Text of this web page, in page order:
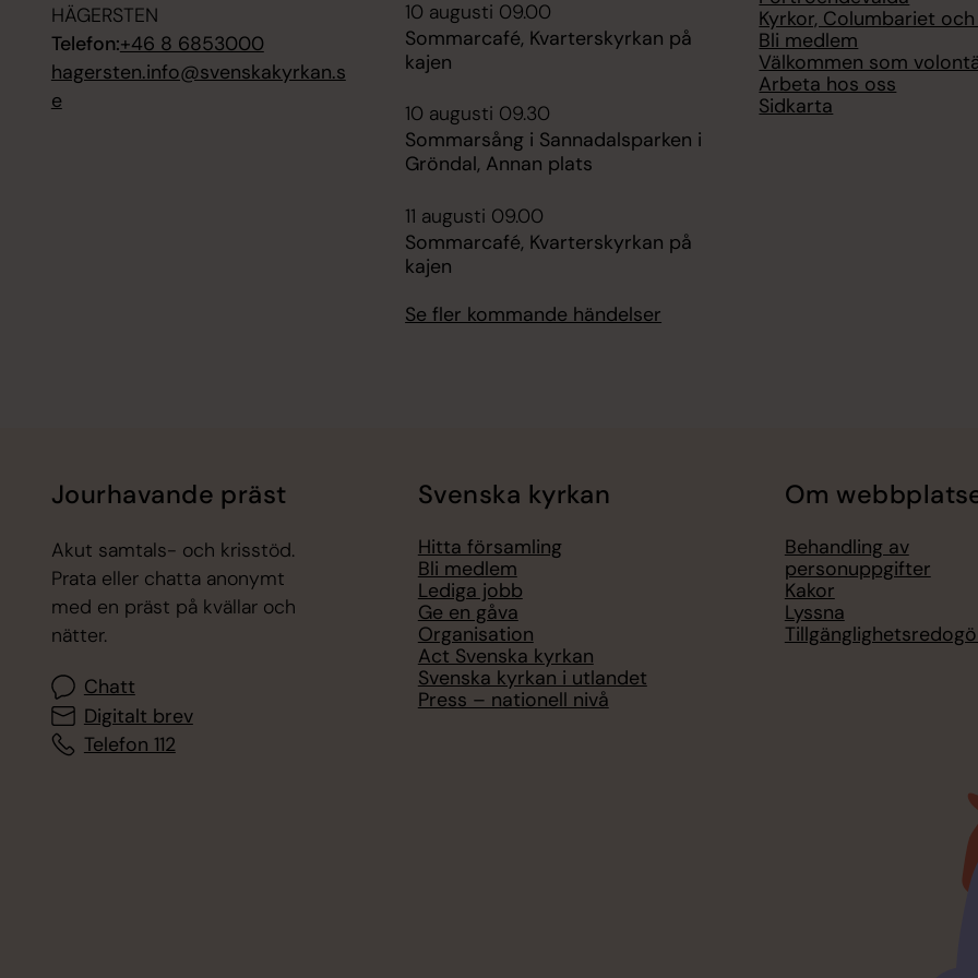
HÄGERSTEN
Telefon:+46 8 6853000
hagersten.info@svenskakyrkan.s
e
10 augusti 09.00
Sommarcafé, Kvarterskyrkan på
kajen
10 augusti 09.30
Sommarsång i Sannadalsparken i
Gröndal, Annan plats
11 augusti 09.00
Sommarcafé, Kvarterskyrkan på
kajen
Se fler kommande händelser
Kyrkor, Columbariet
Bli medlem
Välkommen som
Arbeta hos oss
Sidkarta
Jourhavande präst
Akut samtals- och krisstöd.
Prata eller chatta anonymt
med en präst på kvällar och
nätter.
Chatt
Digitalt brev
Telefon 112
Svenska kyrkan
Hitta församling
Bli medlem
Lediga jobb
Ge en gåva
Organisation
Act Svenska kyrkan
Svenska kyrkan i utlandet
Press – nationell nivå
Om
Behandling av
personuppgifter
Kakor
Lyssna